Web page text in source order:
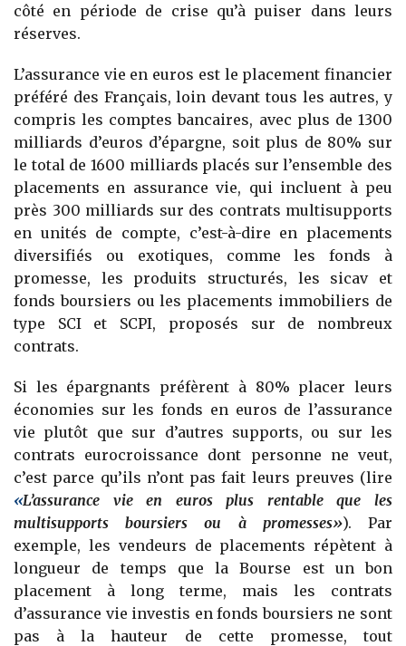
côté en période de crise qu’à puiser dans leurs
réserves.
L’assurance vie en euros est le placement financier
préféré des Français, loin devant tous les autres, y
compris les comptes bancaires, avec plus de 1300
milliards d’euros d’épargne, soit plus de 80% sur
le total de 1600 milliards placés sur l’ensemble des
placements en assurance vie, qui incluent à peu
près 300 milliards sur des contrats multisupports
en unités de compte, c’est-à-dire en placements
diversifiés ou exotiques, comme les fonds à
promesse, les produits structurés, les sicav et
fonds boursiers ou les placements immobiliers de
type SCI et SCPI, proposés sur de nombreux
contrats.
Si les épargnants préfèrent à 80% placer leurs
économies sur les fonds en euros de l’assurance
vie plutôt que sur d’autres supports, ou sur les
contrats eurocroissance dont personne ne veut,
c’est parce qu’ils n’ont pas fait leurs preuves (lire
«L’assurance vie en euros plus rentable que les
multisupports boursiers ou à promesses»). Par
exemple, les vendeurs de placements répètent à
longueur de temps que la Bourse est un bon
placement à long terme, mais les contrats
d’assurance vie investis en fonds boursiers ne sont
pas à la hauteur de cette promesse, tout